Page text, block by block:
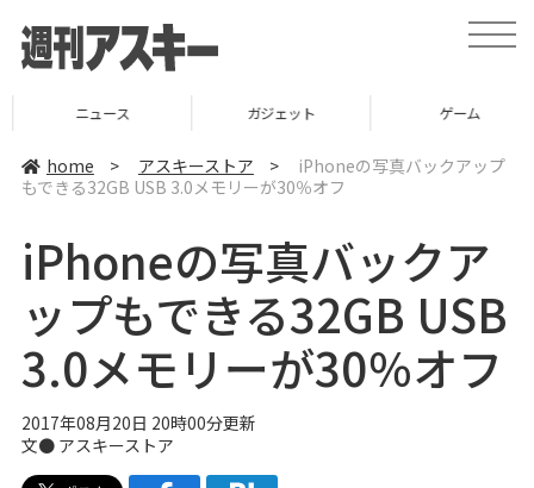
t
o
v
n
ニュース ガジェット ゲーム
home > アスキーストア >
iPhoneの写真バックアップ
もできる32GB USB 3.0メモリーが30％オフ
iPhoneの写真バックア
ップもできる32GB USB
3.0メモリーが30％オフ
2017年08月20日 20時00分更新
文● アスキーストア